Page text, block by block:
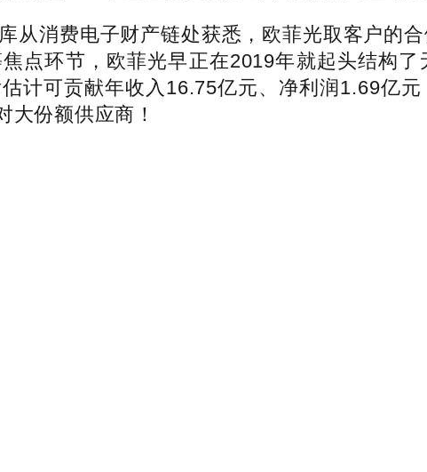
消费电子财产链处获悉，欧菲光取客户的合
点环节，欧菲光早正在2019年就起头结构
计可贡献年收入16.75亿元、净利润1.69亿元
大份额供应商！